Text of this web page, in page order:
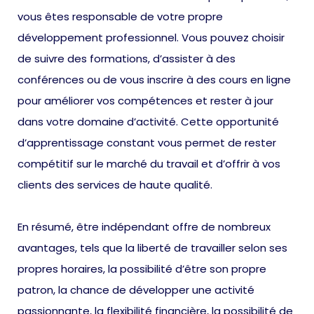
vous êtes responsable de votre propre
développement professionnel. Vous pouvez choisir
de suivre des formations, d’assister à des
conférences ou de vous inscrire à des cours en ligne
pour améliorer vos compétences et rester à jour
dans votre domaine d’activité. Cette opportunité
d’apprentissage constant vous permet de rester
compétitif sur le marché du travail et d’offrir à vos
clients des services de haute qualité.
En résumé, être indépendant offre de nombreux
avantages, tels que la liberté de travailler selon ses
propres horaires, la possibilité d’être son propre
patron, la chance de développer une activité
passionnante, la flexibilité financière, la possibilité de